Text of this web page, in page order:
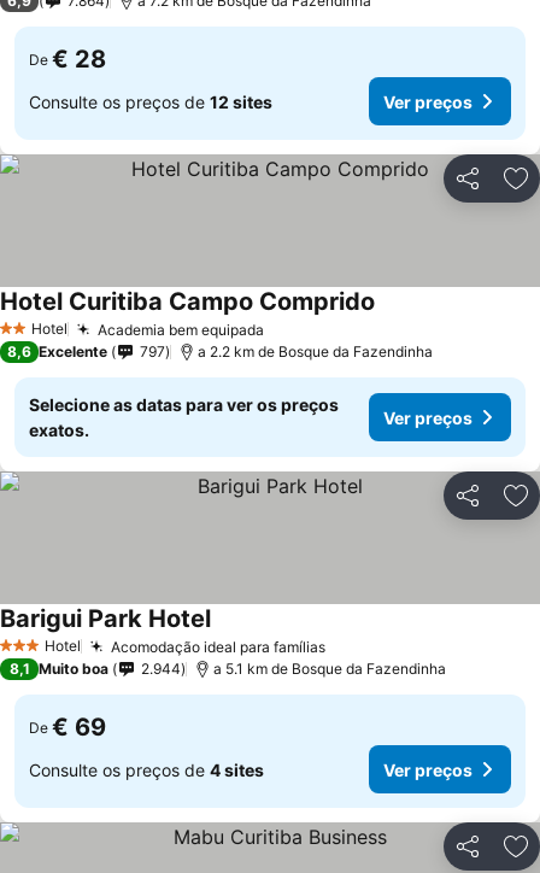
De € 28
Consulte os preços de 12 sites Ver preços
Partilhar
2 Estrelas
Hotel Academia bem equipada
Hotel Curitiba Campo Comprido
8,6 Excelente 797 a 2.2 km de Bosque da Fazendinha
Selecione as datas para ver os preços
exatos.
Ver preços
Partilhar
3 EstrelasHotel Acomodação ideal para famílias
Barigui Park Hotel
8,1 Muito boa 2.944 a 5.1 km de Bosque da Fazendinha
De € 69
Consulte os preços de 4 sites Ver preços
Partilhar